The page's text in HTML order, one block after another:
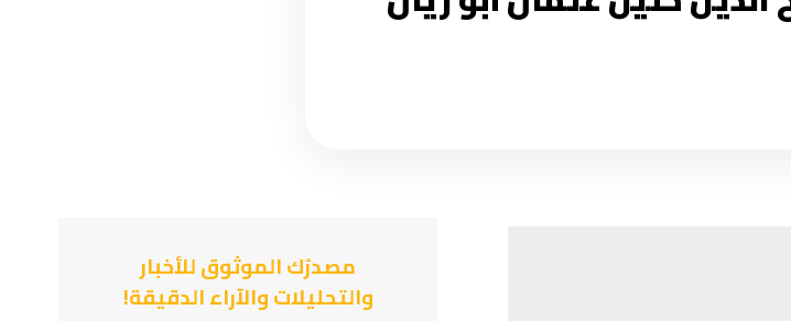
مصدرُك الموثوق للأخبار
والتحليلات والآراء الدقيقة!